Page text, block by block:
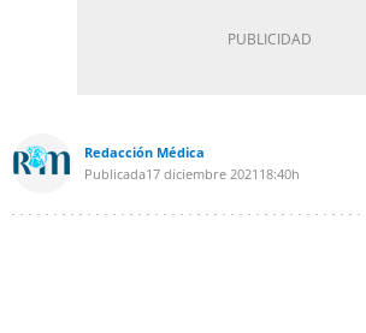
Redacción Médica
Publicada17 diciembre 2021 18:40h